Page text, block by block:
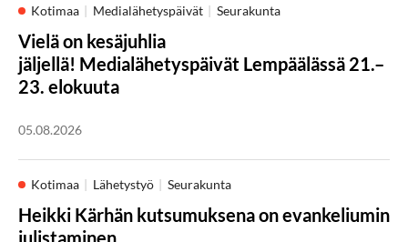
Kotimaa Medialähetyspäivät Seurakunta
Vielä on kesäjuhlia
jäljellä! Medialähetyspäivät Lempäälässä 21.–
23. elokuuta
05.08.2026
Kotimaa Lähetystyö Seurakunta
Heikki Kärhän kutsumuksena on evankeliumin
julistaminen